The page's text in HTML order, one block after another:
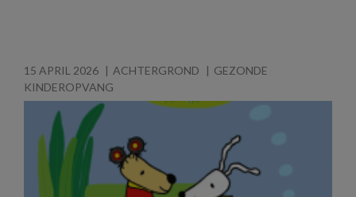
15 APRIL 2026 ACHTERGROND
GEZONDE
KINDEROPVANG